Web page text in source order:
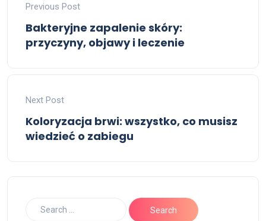
Previous Post
Bakteryjne zapalenie skóry:
przyczyny, objawy i leczenie
Next Post
Koloryzacja brwi: wszystko, co musisz
wiedzieć o zabiegu